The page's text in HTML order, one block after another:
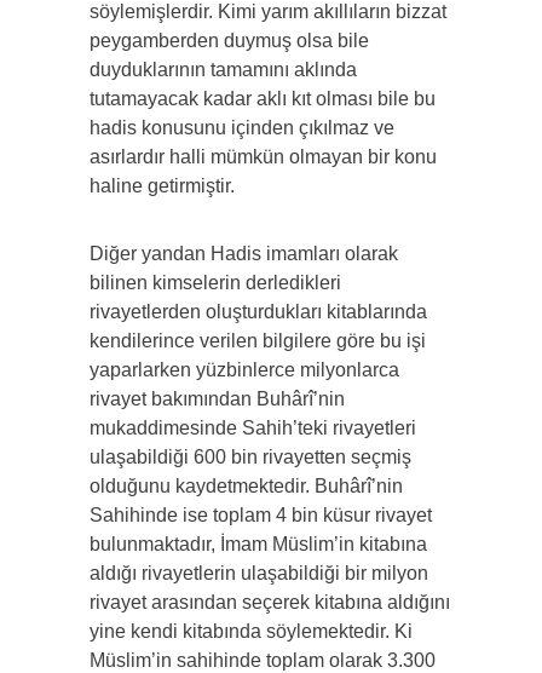
söylemişlerdir. Kimi yarım akıllıların bizzat
peygamberden duymuş olsa bile
duyduklarının tamamını aklında
tutamayacak kadar aklı kıt olması bile bu
hadis konusunu içinden çıkılmaz ve
asırlardır halli mümkün olmayan bir konu
haline getirmiştir.
Diğer yandan Hadis imamları olarak
bilinen kimselerin derledikleri
rivayetlerden oluşturdukları kitablarında
kendilerince verilen bilgilere göre bu işi
yaparlarken yüzbinlerce milyonlarca
rivayet bakımından Buhârî’nin
mukaddimesinde Sahih’teki rivayetleri
ulaşabildiği 600 bin rivayetten seçmiş
olduğunu kaydetmektedir. Buhârî’nin
Sahihinde ise toplam 4 bin küsur rivayet
bulunmaktadır, İmam Müslim’in kitabına
aldığı rivayetlerin ulaşabildiği bir milyon
rivayet arasından seçerek kitabına aldığını
yine kendi kitabında söylemektedir. Ki
Müslim’in sahihinde toplam olarak 3.300